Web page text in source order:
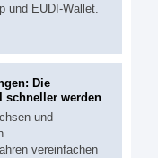
und EUDI-Wallet.
Die
schneller werden
und
vereinfachen